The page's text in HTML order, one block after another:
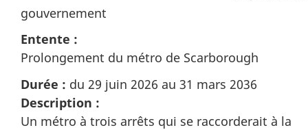
gouvernement
Entente :
Prolongement du métro de Scarborough
Durée : du 29 juin 2026 au 31 mars 2036
Description :
Un métro à trois arrêts qui se raccorderait à la